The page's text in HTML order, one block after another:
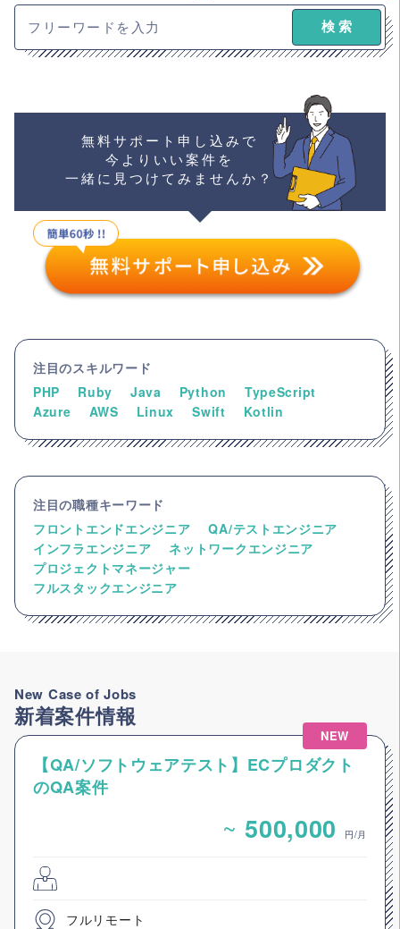
無料サポート申し込みで
今よりいい案件を
一緒に見つけてみませんか？
注目のスキルワード
PHP
Ruby Java Python
TypeScript
Azure
AWS Linux Swift Kotlin
注目の職種キーワード
フロントエンドエンジニア
QA/テストエンジニア
インフラエンジニア
ネットワークエンジニア
プロジェクトマネージャー
フルスタックエンジニア
New Case of Jobs
新着案件情報
NEW
【QA/ソフトウェアテスト】ECプロダクト
のQA案件
~ 500,000 円/月
フルリモート